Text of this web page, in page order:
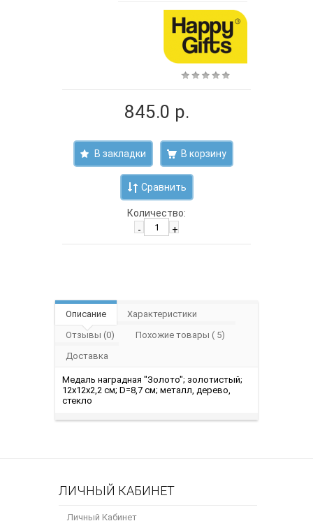
845.0 р.
В закладки
Сравнить
Количество:
-
+
Описание
Характеристики
Отзывы (0)
Похожие товары ( 5)
Доставка
Медаль наградная "Золото"; золотистый;
12х12х2,2 см; D=8,7 см; металл, дерево,
стекло
ЛИЧНЫЙ КАБИНЕТ
Личный Кабинет